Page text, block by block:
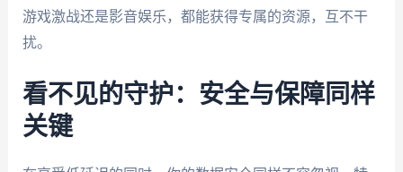
游戏激战还是影音娱乐，都能获得专属的资源，互不干
扰。
看不见的守护：安全与保障同样
关键